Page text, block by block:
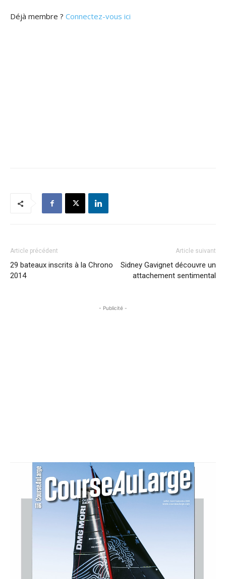
Déjà membre ? Connectez-vous ici
Article précédent
29 bateaux inscrits à la Chrono
2014
Article suivant
Sidney Gavignet découvre un
attachement sentimental
- Publicité -